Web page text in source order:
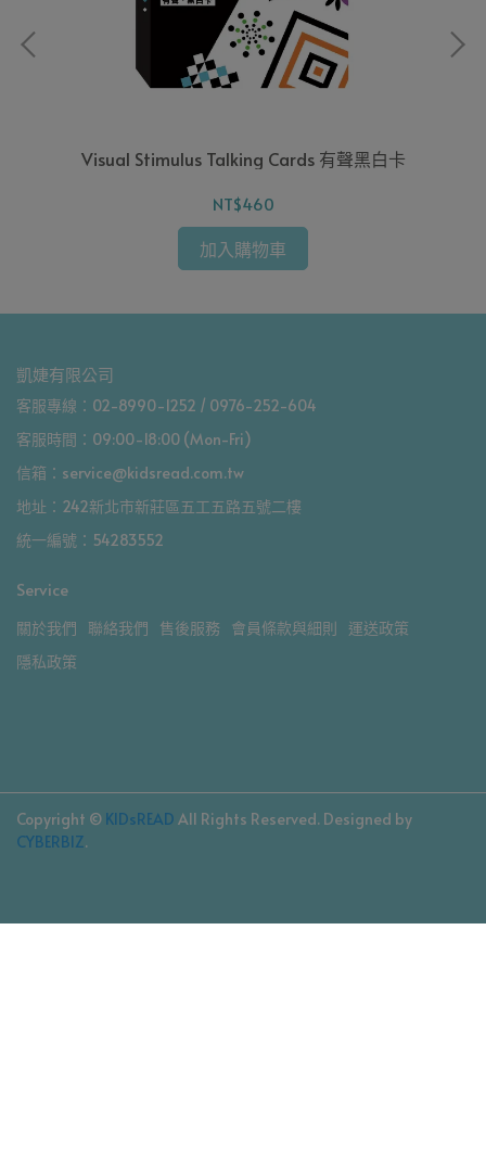
Visual Stimulus Talking Cards 有聲黑白卡
NT$460
加入購物車
凱婕有限公司
客服專線：02-8990-1252 / 0976-252-604
客服時間：09:00-18:00 (Mon-Fri)
信箱：service@kidsread.com.tw
地址：242新北市新莊區五工五路五號二樓
統一編號：54283552
Service
關於我們 聯絡我們 售後服務 會員條款與細則
運送政策
隱私政策
Copyright © KIDsREAD All Rights Reserved. Designed by
CYBERBIZ.